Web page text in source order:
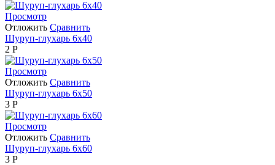
Просмотр
Отложить Сравнить
Шуруп-глухарь 6х40
2 Р
Просмотр
Отложить Сравнить
Шуруп-глухарь 6х50
3 Р
Просмотр
Отложить Сравнить
Шуруп-глухарь 6х60
3 Р